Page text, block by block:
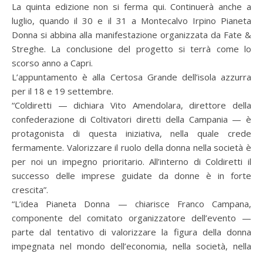
La quinta edizione non si ferma qui. Continuerà anche a
luglio, quando il 30 e il 31 a Montecalvo Irpino Pianeta
Donna si abbina alla manifestazione organizzata da Fate &
Streghe. La conclusione del progetto si terrà come lo
scorso anno a Capri.
L’appuntamento è alla Certosa Grande dell’isola azzurra
per il 18 e 19 settembre.
“Coldiretti — dichiara Vito Amendolara, direttore della
confederazione di Coltivatori diretti della Campania — è
protagonista di questa iniziativa, nella quale crede
fermamente. Valorizzare il ruolo della donna nella società è
per noi un impegno prioritario. All’interno di Coldiretti il
successo delle imprese guidate da donne è in forte
crescita”.
“L’idea Pianeta Donna — chiarisce Franco Campana,
componente del comitato organizzatore dell’evento —
parte dal tentativo di valorizzare la figura della donna
impegnata nel mondo dell’economia, nella società, nella